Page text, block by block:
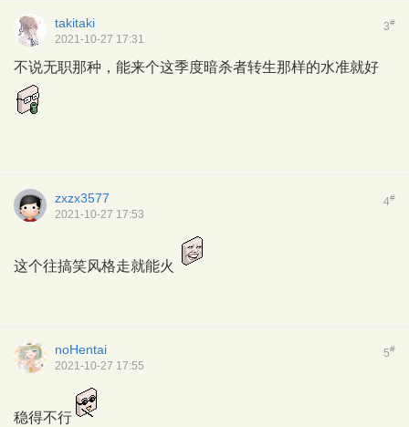
3#
takitaki
2021-10-27 17:31
不说无职那种，能来个这季度暗杀者转生那样的水准就好
4#
zxzx3577
2021-10-27 17:53
这个往搞笑风格走就能火
5#
noHentai
2021-10-27 17:55
稳得不行